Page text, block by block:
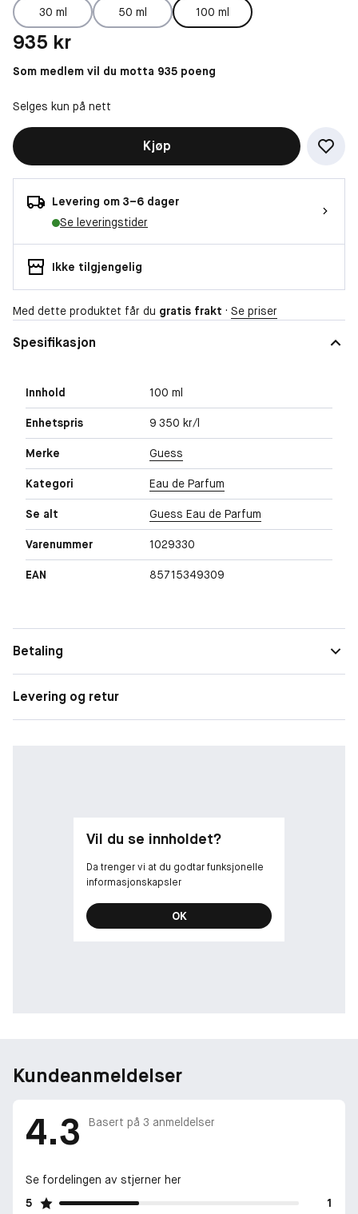
30 ml
50 ml
100 ml
Pris: 935 kr
935 kr
Som medlem vil du motta 935 poeng
Selges kun på nett
Kjøp
Levering om 3–6 dager
Se leveringstider
Ikke tilgjengelig
Med dette produktet får du gratis frakt · Se priser
Spesifikasjon
Innhold 100 ml
Enhetspris 9 350 kr/l
Merke Guess
Kategori Eau de Parfum
Se alt Guess Eau de Parfum
Varenummer 1029330
EAN 85715349309
Betaling
Levering og retur
Vil du se innholdet?
Da trenger vi at du godtar funksjonelle
informasjonskapsler
OK
Kundeanmeldelser
4.3 Basert på 3 anmeldelser
Se fordelingen av stjerner her
5
1